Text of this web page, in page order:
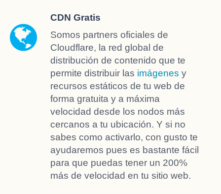
CDN Gratis
Somos partners oficiales de
Cloudflare, la red global de
distribución de contenido que te
permite distribuir las imágenes y
recursos estáticos de tu web de
forma gratuita y a máxima
velocidad desde los nodos más
cercanos a tu ubicación. Y si no
sabes como activarlo, con gusto te
ayudaremos pues es bastante fácil
para que puedas tener un 200%
más de velocidad en tu sitio web.